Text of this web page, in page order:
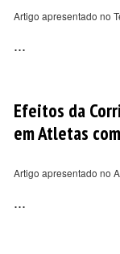
Artigo apresentado no
...
Efeitos da
em Atletas
Artigo apresentado no
...